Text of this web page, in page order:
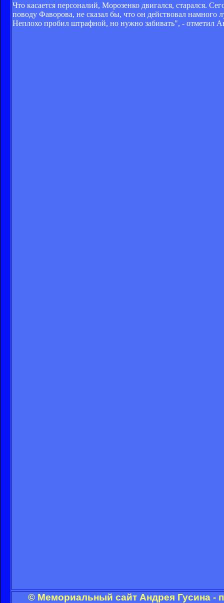
Что касается персоналий, Морозенко двигался, старался.
поводу Фаворова, не сказал бы, что он действовал
Неплохо пробил штрафной, но нужно забивать", - отметил
© Мемориальный сайт Андрея Гусина -